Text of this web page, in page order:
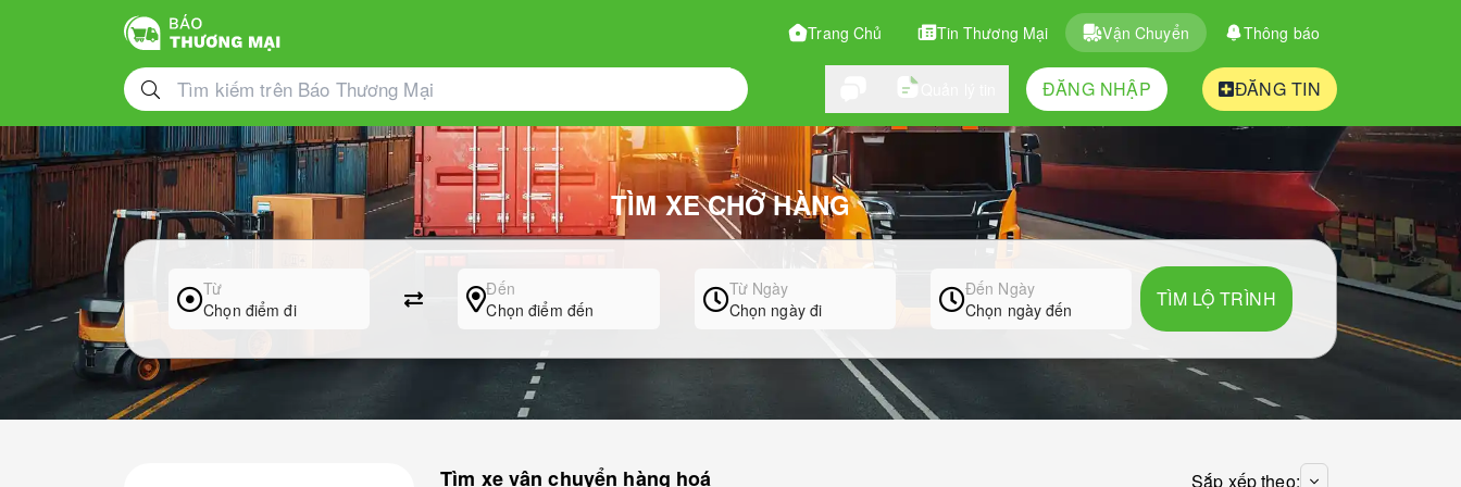
Trang Chủ Tin Thương Mại Vận Chuyển Thông báo
ĐĂNG NHẬP ĐĂNG TIN
TÌM XE CHỞ HÀNG
Từ
Chọn điểm đi
Đến
Chọn điểm đến
Từ Ngày
Chọn ngày đi
Đến Ngày
Chọn ngày đến
TÌM LỘ TRÌNH
Tìm xe vận chuyển hàng hoá Sắp xếp theo: